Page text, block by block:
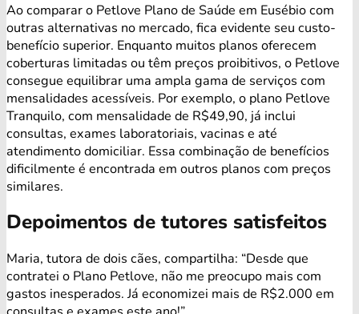
Ao comparar o Petlove Plano de Saúde em Eusébio com
outras alternativas no mercado, fica evidente seu custo-
benefício superior. Enquanto muitos planos oferecem
coberturas limitadas ou têm preços proibitivos, o Petlove
consegue equilibrar uma ampla gama de serviços com
mensalidades acessíveis. Por exemplo, o plano Petlove
Tranquilo, com mensalidade de R$49,90, já inclui
consultas, exames laboratoriais, vacinas e até
atendimento domiciliar. Essa combinação de benefícios
dificilmente é encontrada em outros planos com preços
similares.
Depoimentos de tutores satisfeitos
Maria, tutora de dois cães, compartilha: “Desde que
contratei o Plano Petlove, não me preocupo mais com
gastos inesperados. Já economizei mais de R$2.000 em